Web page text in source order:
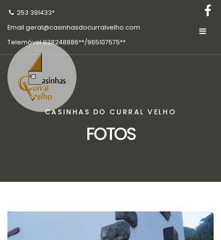
253 391433*
Email geral@casinhasdocurralvelho.com
Telemóvel938248886**/965107575**
CASINHAS DO CURRAL VELHO
FOTOS